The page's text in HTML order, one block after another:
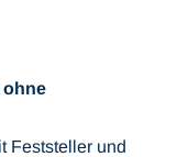
ohne
Feststeller und